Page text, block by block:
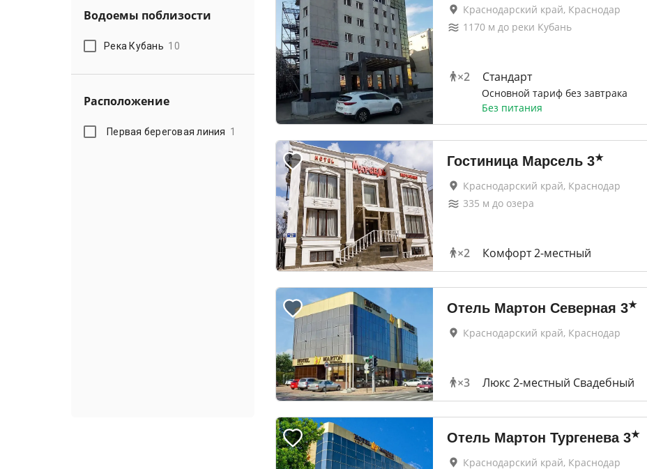
Водоемы поблизости
Река Кубань 10
Расположение
Первая береговая линия 1
Краснодарский край, Краснодар
1170м до реки Кубань
×2 Стандарт
Основной тариф без завтрака
Без питания
Гостиница Марсель 3★
Краснодарский край, Краснодар
335 м до озера
×2 Комфорт 2-местный
Отель Мартон Северная 3★
Краснодарский край, Краснодар
×3 Люкс 2-местный Свадебный
Отель Мартон Тургенева 3★
Краснодарский край, Краснодар